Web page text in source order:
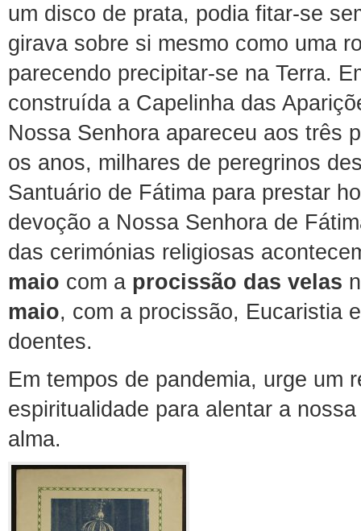
um disco de prata, podia fitar-se
girava sobre si mesmo como uma
parecendo precipitar-se na Terra.
construída a Capelinha das
Nossa Senhora apareceu aos três
os anos, milhares de peregrinos
Santuário de Fátima para prestar
devoção a Nossa Senhora de
das cerimónias religiosas
maio com a procissão das velas
maio, com a procissão, Eucaristia
doentes.
Em tempos de pandemia, urge um
espiritualidade para alentar a
alma.